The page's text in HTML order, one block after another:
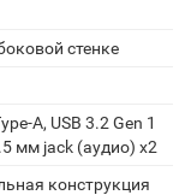
стенке
A, USB 3.2 Gen 1
мм jack (аудио) х2
конструкция